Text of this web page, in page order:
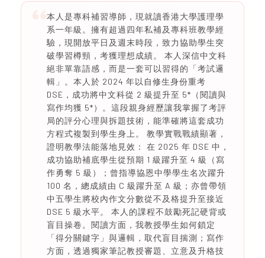
本人是專科補習導師，現就讀香港大學護理學
系一年級。擁有超過四年私補及專科班教學經
驗，現開放平日及週末時段，致力協助學生突
破學習樽頸，考獲理想成績。 本人深信中文科
絕非單靠語感，而是一套可以習得的「考試邏
輯」。本人於 2024 年以自修生身份重考
DSE，成功將中文科從 2 級提升至 5*（閱讀與
寫作均獲 5*）。這段親身經歷讓我掌握了考評
局的評分心理與拆題技術，能準確將這套成功
方程式複製到學生身上。 教學實戰戰績顯著，
證明教學法能落地見效： 在 2025 年 DSE 中，
成功協助補底學生從預期 1 級躍升至 4 級（寫
作勇奪 5 級）；曾指導協恩中學學生名次躍升
100 名，總成績由 C 級躍升至 A 級；亦曾帶領
中五學生將校內作文分數從不及格提升至接近
DSE 5 級水平。 本人的課程不鼓勵死記硬背或
盲目操卷。閱讀方面，我教授學生如何鎖定
「得分關鍵字」與邏輯，取代盲目揣測；寫作
方面，透過獨家筆記教授審題、立意及升格技